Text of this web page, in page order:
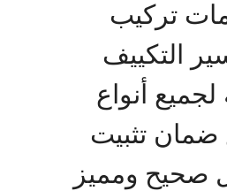
تركيب
التكييف
أنواع
ضمان تثبيت
صحيح ومميز